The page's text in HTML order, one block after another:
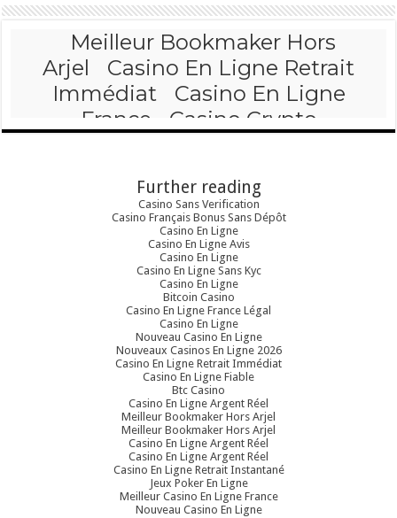
Further reading
Casino Sans Verification
Casino Français Bonus Sans Dépôt
Casino En Ligne
Casino En Ligne Avis
Casino En Ligne
Casino En Ligne Sans Kyc
Casino En Ligne
Bitcoin Casino
Casino En Ligne France Légal
Casino En Ligne
Nouveau Casino En Ligne
Nouveaux Casinos En Ligne 2026
Casino En Ligne Retrait Immédiat
Casino En Ligne Fiable
Btc Casino
Casino En Ligne Argent Réel
Meilleur Bookmaker Hors Arjel
Meilleur Bookmaker Hors Arjel
Casino En Ligne Argent Réel
Casino En Ligne Argent Réel
Casino En Ligne Retrait Instantané
Jeux Poker En Ligne
Meilleur Casino En Ligne France
Nouveau Casino En Ligne